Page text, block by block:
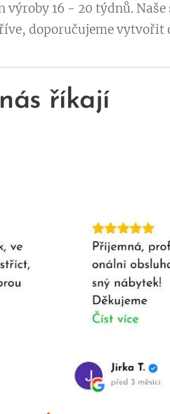
16 - 20 týdnů. Naše
doporučujeme vytvořit
říkají